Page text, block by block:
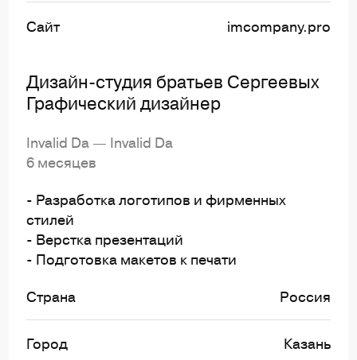
Сайт imcompany.pro
Дизайн-студия братьев Сергеевых
Графический дизайнер
Invalid Da — Invalid Da
6 месяцев
Страна Россия
Город Казань
- Разработка логотипов и фирменных
стилей
- Верстка презентаций
- Подготовка макетов к печати